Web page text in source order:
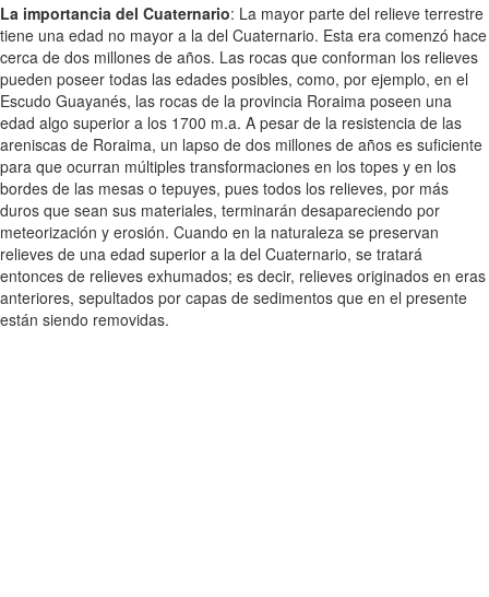
La importancia del Cuaternario: La mayor parte del relieve terrestre
tiene una edad no mayor a la del Cuaternario. Esta era comenzó hace
cerca de dos millones de años. Las rocas que conforman los relieves
pueden poseer todas las edades posibles, como, por ejemplo, en el
Escudo Guayanés, las rocas de la provincia Roraima poseen una
edad algo superior a los 1700 m.a. A pesar de la resistencia de las
areniscas de Roraima, un lapso de dos millones de años es suficiente
para que ocurran múltiples transformaciones en los topes y en los
bordes de las mesas o tepuyes, pues todos los relieves, por más
duros que sean sus materiales, terminarán desapareciendo por
meteorización y erosión. Cuando en la naturaleza se preservan
relieves de una edad superior a la del Cuaternario, se tratará
entonces de relieves exhumados; es decir, relieves originados en eras
anteriores, sepultados por capas de sedimentos que en el presente
están siendo removidas.